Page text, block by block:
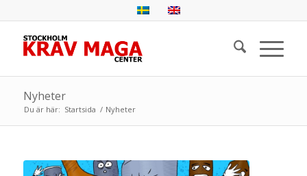
Nyheter
Du är här: Startsida / Nyheter